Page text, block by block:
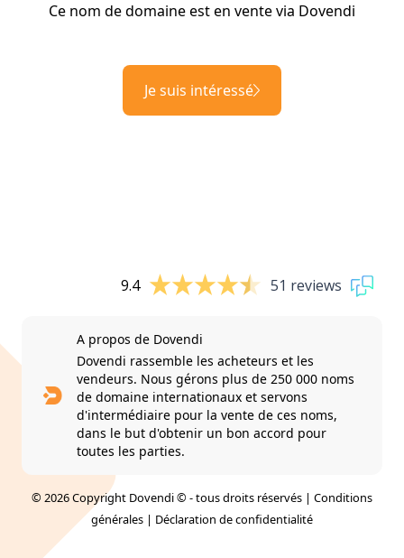
Ce nom de domaine est en vente via Dovendi
Je suis intéressé
9.4 51 reviews
A propos de Dovendi
Dovendi rassemble les acheteurs et les
vendeurs. Nous gérons plus de 250 000 noms
de domaine internationaux et servons
d'intermédiaire pour la vente de ces noms,
dans le but d'obtenir un bon accord pour
toutes les parties.
© 2026 Copyright Dovendi © - tous droits réservés | Conditions
générales | Déclaration de confidentialité